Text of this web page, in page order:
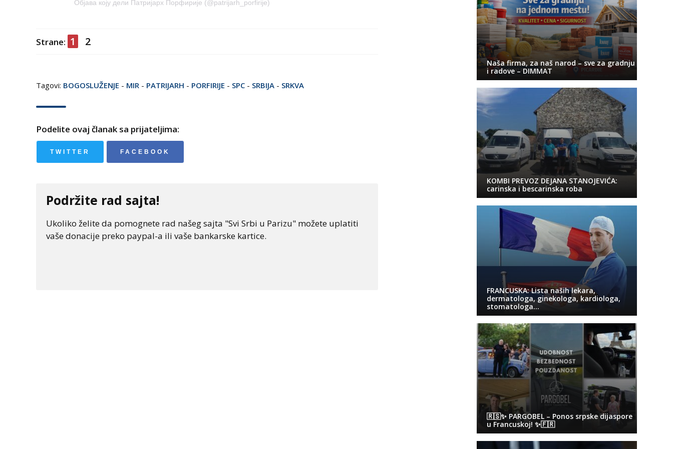
Објава коју дели Патријарх Порфирије (@patrijarh_porfirije)
Strane: 1 2
Tagovi: BOGOSLUŽENJE - MIR - PATRIJARH - PORFIRIJE - SPC - SRBIJA - SRKVA
Podelite ovaj članak sa prijateljima:
TWITTER FACEBOOK
Podržite rad sajta!
Ukoliko želite da pomognete rad našeg sajta "Svi Srbi u Parizu" možete uplatiti
vaše donacije preko paypal-a ili vaše bankarske kartice.
Naša firma, za naš narod – sve za gradnju
i radove – DIMMAT
KOMBI PREVOZ DEJANA STANOJEVIĆA:
carinska i bescarinska roba
FRANCUSKA: Lista naših lekara,
dermatologa, ginekologa, kardiologa,
stomatologa…
🇷🇸✨ PARGOBEL – Ponos srpske dijaspore
u Francuskoj! ✨🇫🇷